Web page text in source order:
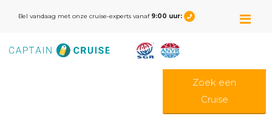
Bel vandaag met onze cruise-experts vanaf 9:00 uur:
Zoek een
Cruise